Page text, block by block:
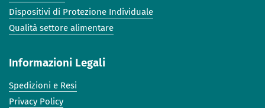
Dispositivi di Protezione Individuale
Qualità settore alimentare
Informazioni Legali
Spedizioni e Resi
Privacy Policy